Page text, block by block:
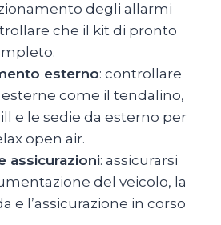
degli allarmi
che il kit di pronto
esterno: controllare
come il tendalino,
e le sedie da esterno per
open air.
assicurazioni: assicurarsi
del veicolo, la
e l’assicurazione in corso